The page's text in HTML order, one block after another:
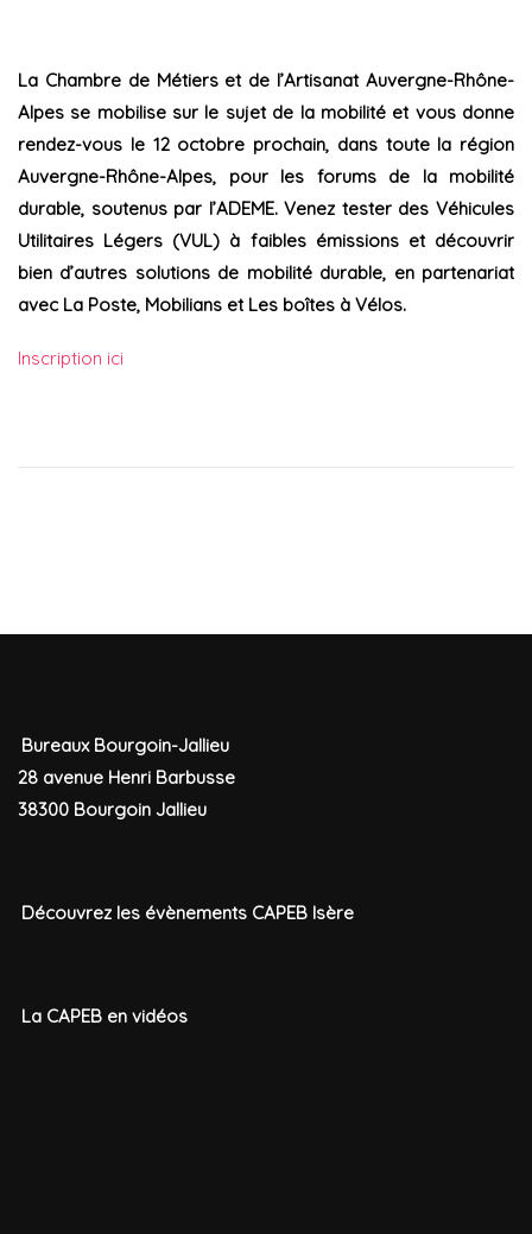
La Chambre de Métiers et de l’Artisanat Auvergne-Rhône-
Alpes se mobilise sur le sujet de la mobilité et vous donne
rendez-vous le 12 octobre prochain, dans toute la région
Auvergne-Rhône-Alpes, pour les forums de la mobilité
durable, soutenus par l’ADEME. Venez tester des Véhicules
Utilitaires Légers (VUL) à faibles émissions et découvrir
bien d’autres solutions de mobilité durable, en partenariat
avec La Poste, Mobilians et Les boîtes à Vélos.
Inscription ici
Bureaux Bourgoin-Jallieu
28 avenue Henri Barbusse
38300 Bourgoin Jallieu
Découvrez les évènements CAPEB Isère
La CAPEB en vidéos